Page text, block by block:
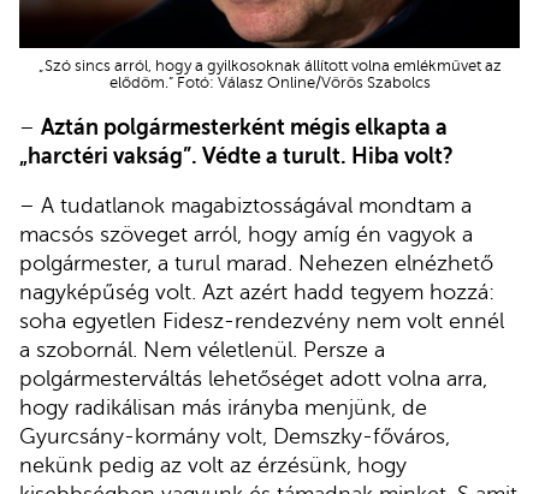
„Szó sincs arról, hogy a gyilkosoknak állított volna emlékművet az
elődöm.” Fotó: Válasz Online/Vörös Szabolcs
– Aztán polgármesterként mégis elkapta a
„harctéri vakság”. Védte a turult. Hiba volt?
– A tudatlanok magabiztosságával mondtam a
macsós szöveget arról, hogy amíg én vagyok a
polgármester, a turul marad. Nehezen elnézhető
nagyképűség volt. Azt azért hadd tegyem hozzá:
soha egyetlen Fidesz-rendezvény nem volt ennél
a szobornál. Nem véletlenül. Persze a
polgármesterváltás lehetőséget adott volna arra,
hogy radikálisan más irányba menjünk, de
Gyurcsány-kormány volt, Demszky-főváros,
nekünk pedig az volt az érzésünk, hogy